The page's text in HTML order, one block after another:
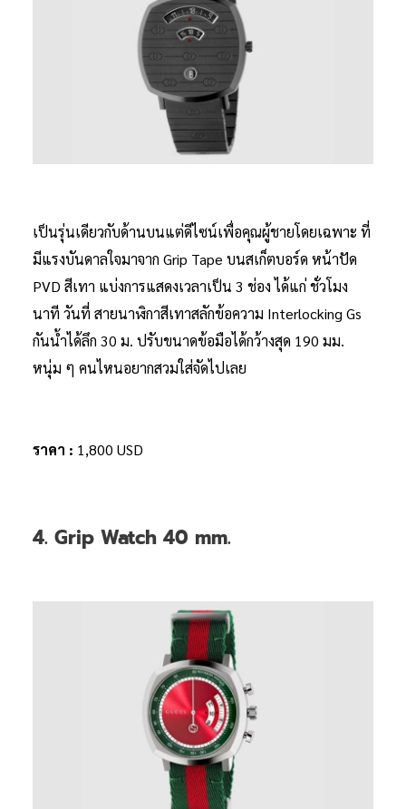
เป็นรุ่นเดียวกับด้านบนแต่ดีไซน์เพื่อคุณผู้ชายโดยเฉพาะ ที่
มีแรงบันดาลใจมาจาก Grip Tape บนสเก็ตบอร์ด หน้าปัด
PVD สีเทา แบ่งการแสดงเวลาเป็น 3 ช่อง ได้แก่ ชั่วโมง
นาที วันที่ สายนาฬิกาสีเทาสลักข้อความ Interlocking Gs
กันน้ำได้ลึก 30 ม. ปรับขนาดข้อมือได้กว้างสุด 190 มม.
หนุ่ม ๆ คนไหนอยากสวมใส่จัดไปเลย
ราคา : 1,800 USD
4. Grip Watch 40 mm.